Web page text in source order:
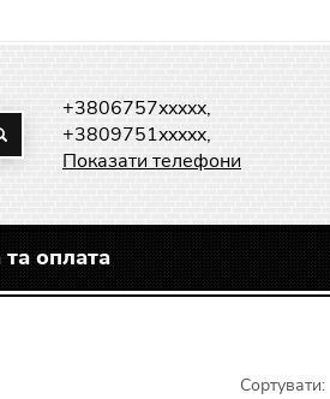
+3806757xxxxx,
+3809751xxxxx,
Показати телефони
оплата
Сортувати: